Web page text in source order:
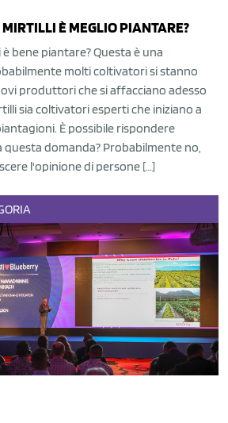
È MEGLIO PIANTARE?
bene piantare? Questa è una
molti coltivatori si stanno
produttori che si affacciano adesso
sia coltivatori esperti che iniziano a
È possibile rispondere
domanda? Probabilmente no,
l'opinione di persone […]